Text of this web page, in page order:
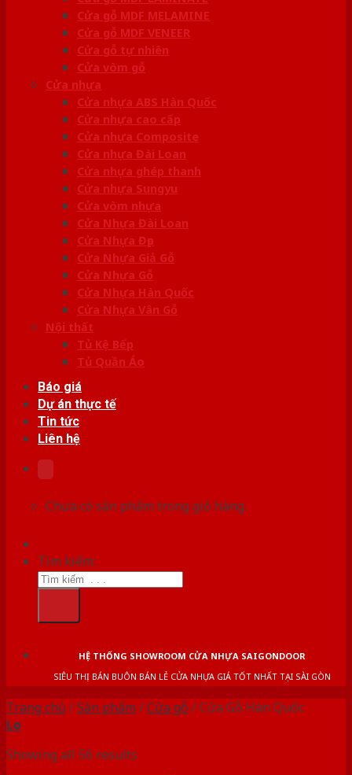
Cửa gỗ MDF MELAMINE
Cửa gỗ MDF VENEER
Cửa gỗ tự nhiên
Cửa vòm gỗ
Cửa nhựa
Cửa nhựa ABS Hàn Quốc
Cửa nhựa cao cấp
Cửa nhựa Composite
Cửa nhựa Đài Loan
Cửa nhựa ghép thanh
Cửa nhựa Sungyu
Cửa vòm nhựa
Cửa Nhựa Đài Loan
Cửa Nhựa Đẹp
Cửa Nhựa Giả Gỗ
Cửa Nhựa Gỗ
Cửa Nhựa Hàn Quốc
Cửa Nhựa Vân Gỗ
Nội thất
Tủ Kệ Bếp
Tủ Quần Áo
Báo giá
Dự án thực tế
Tin tức
Liên hệ
Chưa có sản phẩm trong giỏ hàng.
Tìm kiếm:
HỆ THỐNG SHOWROOM CỬA NHỰA SAIGONDOOR
SIÊU THỊ BÁN BUÔN BÁN LẺ CỬA NHỰA GIÁ TỐT NHẤT TẠI SÀI GÒN
Trang chủ /Sản phẩm /Cửa gỗ /Cửa Gỗ Hàn Quốc
Lọc
Showing all 56 results